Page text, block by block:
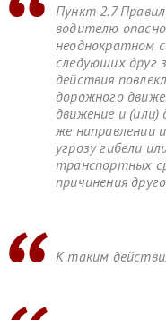
Пункт 2.7
водителю
неоднократном
следующих друг
действия
дорожного
движение и
же направлении
угрозу гибели
транспортных
причинения
К таким